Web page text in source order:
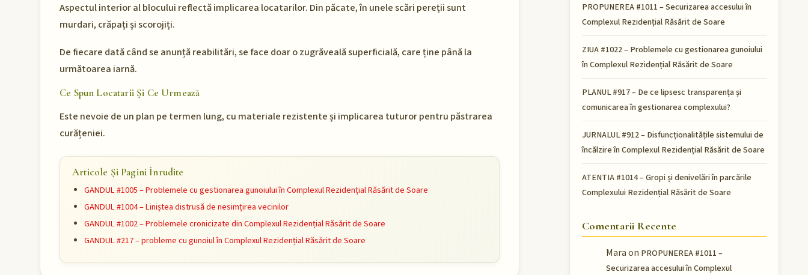
Aspectul interior al blocului reflectă implicarea locatarilor. Din păcate, în unele scări pereții sunt
murdari, crăpați și scorojiți.
De fiecare dată când se anunță reabilitări, se face doar o zugrăveală superficială, care ține până la
următoarea iarnă.
Ce Spun Locatarii Și Ce Urmează
Este nevoie de un plan pe termen lung, cu materiale rezistente și implicarea tuturor pentru păstrarea
curățeniei.
Articole Și Pagini Înrudite
GANDUL #1005 – Problemele cu gestionarea gunoiului în Complexul Rezidențial Răsărit de Soare
GANDUL #1004 – Liniștea distrusă de nesimțirea vecinilor
GANDUL #1002 – Problemele cronicizate din Complexul Rezidențial Răsărit de Soare
GANDUL #217 – probleme cu gunoiul în Complexul Rezidențial Răsărit de Soare
PROPUNEREA #1011 – Securizarea accesului în
Complexul Rezidențial Răsărit de Soare
ZIUA #1022 – Problemele cu gestionarea gunoiului
în Complexul Rezidențial Răsărit de Soare
PLANUL #917 – De ce lipsesc transparența și
comunicarea în gestionarea complexului?
JURNALUL #912 – Disfuncționalitățile sistemului de
încălzire în Complexul Rezidențial Răsărit de Soare
ATENTIA #1014 – Gropi și denivelări în parcările
Complexului Rezidențial Răsărit de Soare
Comentarii Recente
Maraon PROPUNEREA #1011 –
Securizarea accesului în Complexul